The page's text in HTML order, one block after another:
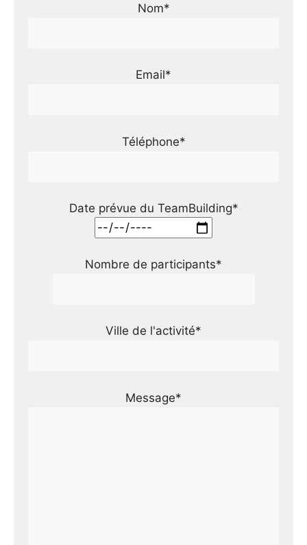
Nom*
Email*
Téléphone*
Date prévue du TeamBuilding*
Nombre de participants*
Ville de l'activité*
Message*